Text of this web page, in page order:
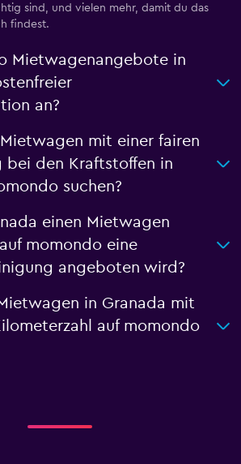
sind, und vielen mehr, damit du das
findest.
Mietwagenangebote in
an?
mit einer fairen
bei den Kraftstoffen in
suchen?
einen Mietwagen
momondo eine
angeboten wird?
in Granada mit
auf momondo